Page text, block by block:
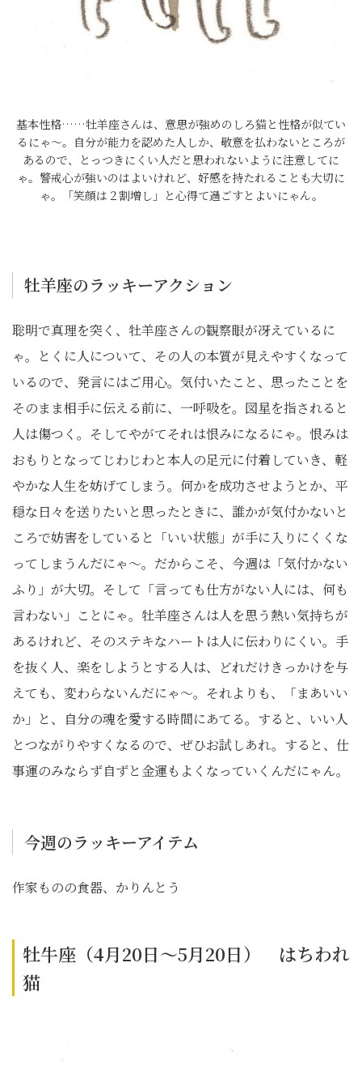
基本性格……牡羊座さんは、意思が強めのしろ猫と性格が似てい
るにゃ～。自分が能力を認めた人しか、敬意を払わないところが
あるので、とっつきにくい人だと思われないように注意してに
ゃ。警戒心が強いのはよいけれど、好感を持たれることも大切に
ゃ。「笑顔は２割増し」と心得て過ごすとよいにゃん。
牡羊座のラッキーアクション
聡明で真理を突く、牡羊座さんの観察眼が冴えているに
ゃ。とくに人について、その人の本質が見えやすくなって
いるので、発言にはご用心。気付いたこと、思ったことを
そのまま相手に伝える前に、一呼吸を。図星を指されると
人は傷つく。そしてやがてそれは恨みになるにゃ。恨みは
おもりとなってじわじわと本人の足元に付着していき、軽
やかな人生を妨げてしまう。何かを成功させようとか、平
穏な日々を送りたいと思ったときに、誰かが気付かないと
ころで妨害をしていると「いい状態」が手に入りにくくな
ってしまうんだにゃ～。だからこそ、今週は「気付かない
ふり」が大切。そして「言っても仕方がない人には、何も
言わない」ことにゃ。牡羊座さんは人を思う熱い気持ちが
あるけれど、そのステキなハートは人に伝わりにくい。手
を抜く人、楽をしようとする人は、どれだけきっかけを与
えても、変わらないんだにゃ～。それよりも、「まあいい
か」と、自分の魂を愛する時間にあてる。すると、いい人
とつながりやすくなるので、ぜひお試しあれ。すると、仕
事運のみならず自ずと金運もよくなっていくんだにゃん。
今週のラッキーアイテム
作家ものの食器、かりんとう
牡牛座（4月20日～5月20日） はちわれ
猫